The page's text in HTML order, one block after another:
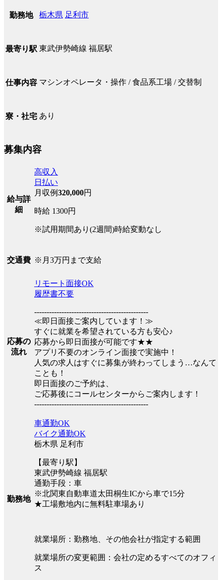
勤務地 栃木県 足利市
最寄り駅 東武伊勢崎線 福居駅
仕事内容 マシンオペレータ・操作 / 食品系工場 / 交替制
寮・社宅 あり
募集内容
給与詳
細
高収入
日払い
月収例320,000円
時給 1300円
※試用期間あり(2週間)時給変動なし
交通費 ※月3万円まで支給
応募の
流れ
リモート面接OK
履歴書不要
----------------------------------------------
≪即日面接ご案内しています！≫
すぐに就業を希望されている方も安心♪
応募から即日面接が可能です★★
アプリ不要のオンライン面接で実施中！
人気の求人はすぐに募集が終わってしまう…なんて
ことも！
即日面接のご予約は、
ご応募後にコールセンターからご案内します！
----------------------------------------------
勤務地
車通勤OK
バイク通勤OK
栃木県 足利市
【最寄り駅】
東武伊勢崎線 福居駅
通勤手段：車
※北関東自動車道太田桐生ICから車で15分
★工場敷地内に無料駐車場あり
就業場所：勤務地、その他会社が指定する範囲
就業場所の変更範囲：会社の定めるすべてのオフィ
ス